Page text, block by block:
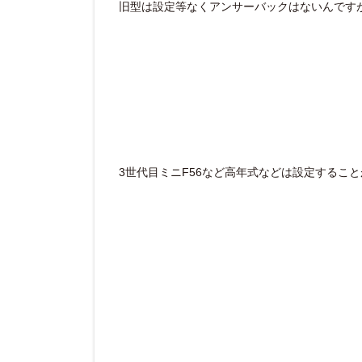
旧型は設定等なくアンサーバックはないんです
3世代目ミニF56など高年式などは設定すること